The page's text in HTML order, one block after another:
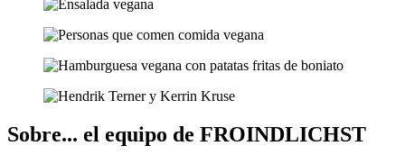
Sobre... el equipo de FROINDLICHST